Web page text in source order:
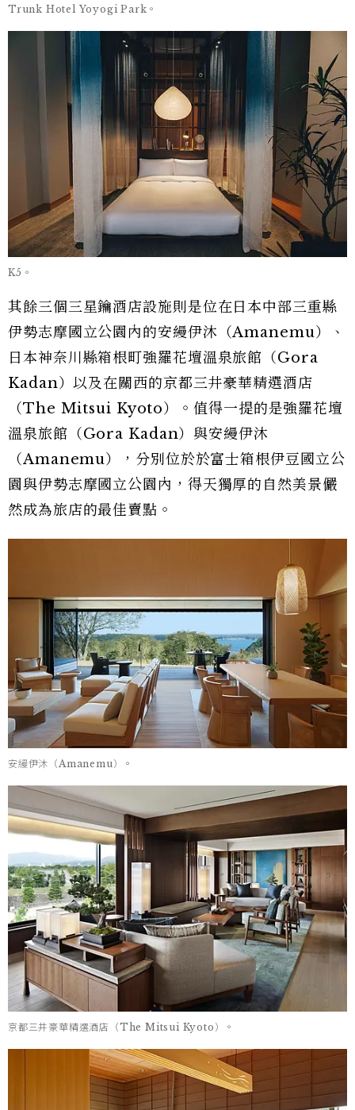
Trunk Hotel Yoyogi Park。
K5。
其餘三個三星鑰酒店設施則是位在日本中部三重縣
伊勢志摩國立公園內的安縵伊沐（Amanemu）、
日本神奈川縣箱根町強羅花壇溫泉旅館（Gora
Kadan）以及在關西的京都三井豪華精選酒店
（The Mitsui Kyoto）。值得一提的是強羅花壇
溫泉旅館（Gora Kadan）與安縵伊沐
（Amanemu），分別位於於富士箱根伊豆國立公
園與伊勢志摩國立公園內，得天獨厚的自然美景儼
然成為旅店的最佳賣點。
安縵伊沐（Amanemu）。
京都三井豪華精選酒店（The Mitsui Kyoto）。